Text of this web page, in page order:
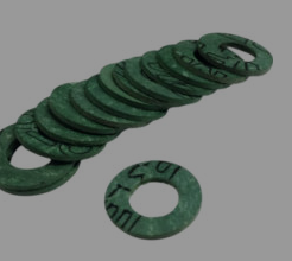
Wunschliste